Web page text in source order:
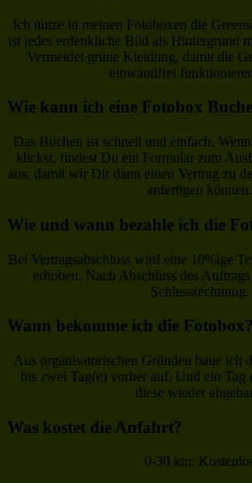
Ich nutze in meinen Fotoboxen die
ist jedes erdenkliche Bild als Hintergrund
Vermeidet grüne Kleidung, damit die
einwandfrei
Wie kann ich eine Fotobox
Das Buchen ist schnell und einfach.
klickst, findest Du ein Formular zum
aus, damit wir Dir dann einen Vertrag zu
anfertigen können.
Wie und wann bezahle ich die
Bei Vertragsabschluss wird eine 10%ige
erhoben. Nach Abschluss des
Schlussrechnung.
Wann bekomme ich die Fotobox?
Aus organisatorischen Gründen baue ich
bis zwei Tag(e) vorher auf. Und ein Tag
diese wieder
Was kostet die Anfahrt?
0-30 km: